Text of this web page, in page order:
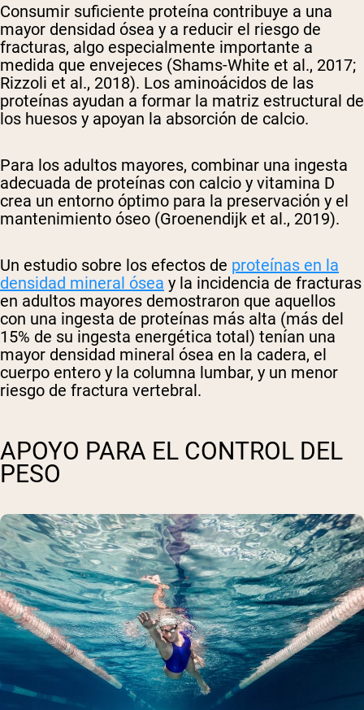
Consumir suficiente proteína contribuye a una
mayor densidad ósea y a reducir el riesgo de
fracturas, algo especialmente importante a
medida que envejeces (Shams-White et al., 2017;
Rizzoli et al., 2018). Los aminoácidos de las
proteínas ayudan a formar la matriz estructural de
los huesos y apoyan la absorción de calcio.
Para los adultos mayores, combinar una ingesta
adecuada de proteínas con calcio y vitamina D
crea un entorno óptimo para la preservación y el
mantenimiento óseo (Groenendijk et al., 2019).
Un estudio sobre los efectos de proteínas en la
densidad mineral ósea y la incidencia de fracturas
en adultos mayores demostraron que aquellos
con una ingesta de proteínas más alta (más del
15% de su ingesta energética total) tenían una
mayor densidad mineral ósea en la cadera, el
cuerpo entero y la columna lumbar, y un menor
riesgo de fractura vertebral.
APOYO PARA EL CONTROL DEL
PESO